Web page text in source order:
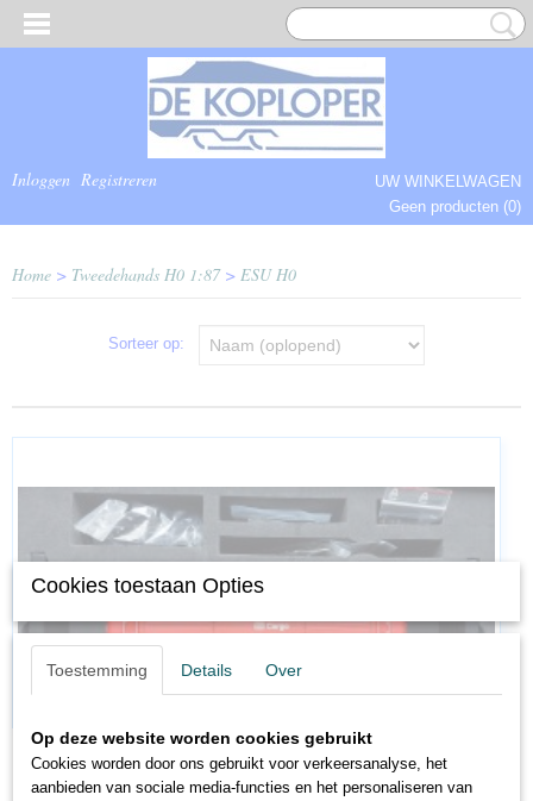
Inloggen Registreren
UW WINKELWAGEN
Geen producten (0)
Home > Tweedehands H0 1:87> ESU H0
Sorteer op:
ES31032G
ESU 31032 Elektrische locomotief BR 151-070 verkeersrood.…
Cookies toestaan Opties
Toestemming Details Over
Op deze website worden cookies gebruikt
Cookies worden door ons gebruikt voor verkeersanalyse, het
aanbieden van sociale media-functies en het personaliseren van